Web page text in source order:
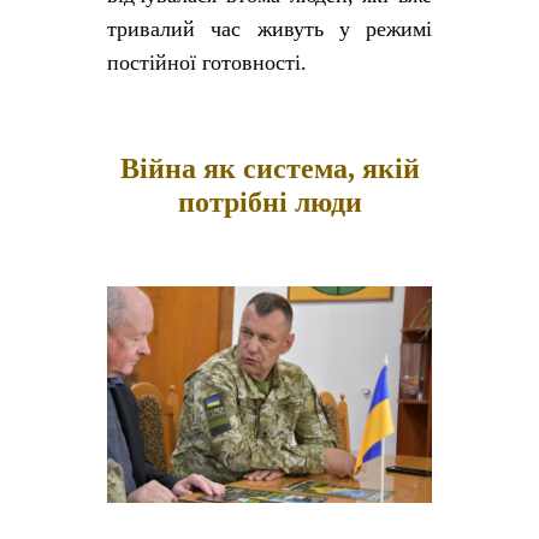
тривалий час живуть у режимі
постійної готовності.
Війна як система, якій
потрібні люди